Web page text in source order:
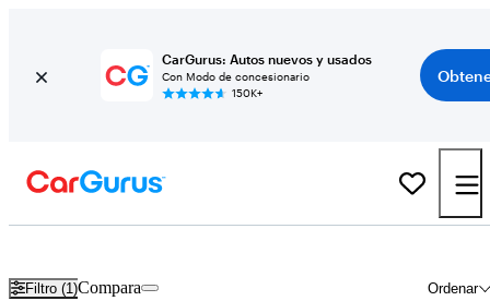
CarGurus: Autos nuevos y usados
Con Modo de concesionario
150K+
Filtro (1) Ordenar
Compara